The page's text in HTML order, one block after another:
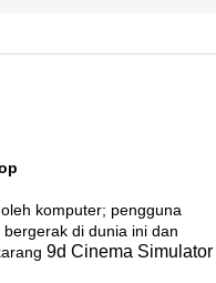
komputer; pengguna
di dunia ini dan
9d Cinema Simulator